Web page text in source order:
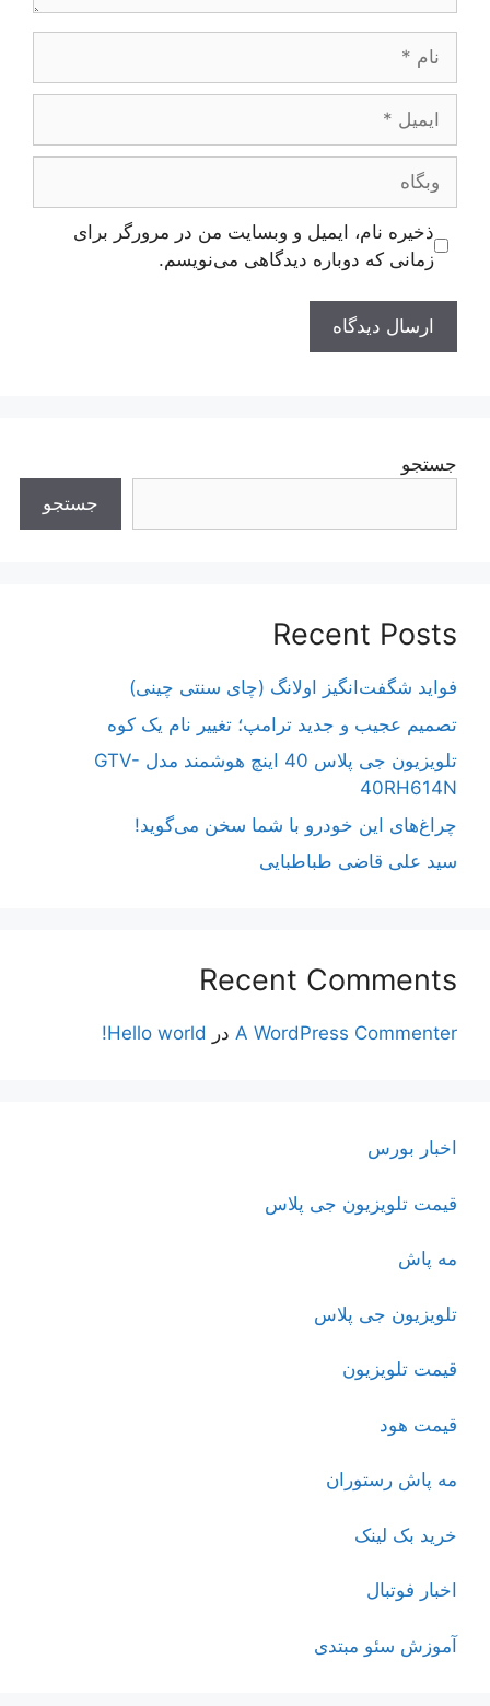
ذخیره نام، ایمیل و وبسایت من در مرورگر برای
زمانی که دوباره دیدگاهی می‌نویسم.
جستجو
جستجو
Recent Posts
فواید شگفت‌انگیز اولانگ (چای سنتی چینی)
تصمیم عجیب و جدید ترامپ؛ تغییر نام یک کوه
تلویزیون جی پلاس 40 اینچ هوشمند مدل GTV-
40RH614N
چراغ‌های این خودرو با شما سخن می‌گوید!
سید علی قاضی طباطبایی
Recent Comments
A WordPress CommenterدرHello world!
اخبار بورس
قیمت تلویزیون جی پلاس
مه پاش
تلویزیون جی پلاس
قیمت تلویزیون
قیمت هود
مه پاش رستوران
خرید بک لینک
اخبار فوتبال
آموزش سئو مبتدی